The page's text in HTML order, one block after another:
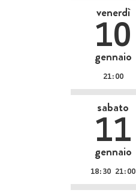
venerdì
10
gennaio
21:00
sabato
11
gennaio
18:30 21:00